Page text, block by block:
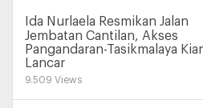
Ida Nurlaela Resmikan Jalan
Jembatan Cantilan, Akses
Pangandaran-Tasikmalaya
Lancar
9.509 Views